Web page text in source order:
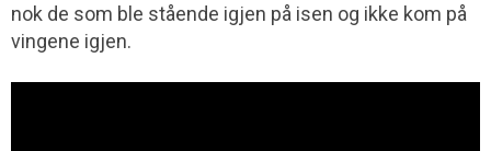
nok de som ble stående igjen på isen og ikke kom på
vingene igjen.